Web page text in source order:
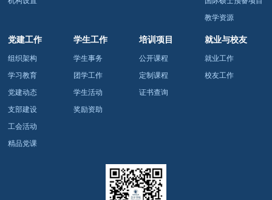
教学资源
党建工作
组织架构
学习教育
党建动态
支部建设
工会活动
精品党课
学生工作
学生事务
团学工作
学生活动
奖励资助
培训项目
公开课程
定制课程
证书查询
就业与校友
就业工作
校友工作